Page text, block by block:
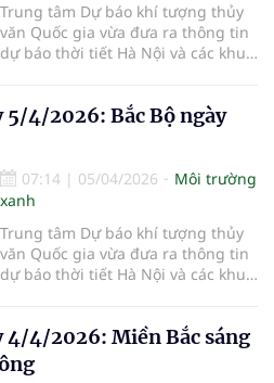
Trung tâm Dự báo khí tượng thủy
văn Quốc gia vừa đưa ra thông tin
dự báo thời tiết Hà Nội và các khu
4/2026: Bắc Bộ ngày
07:14 | 05/04/2026
Môi trường
xanh
Trung tâm Dự báo khí tượng thủy
văn Quốc gia vừa đưa ra thông tin
dự báo thời tiết Hà Nội và các khu
4/4/2026: Miền Bắc sáng